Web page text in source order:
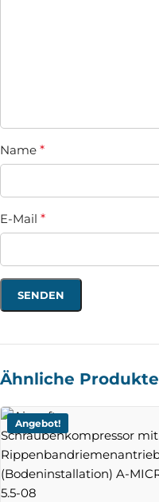
Name *
E-Mail *
Ähnliche Produkte
Angebot!